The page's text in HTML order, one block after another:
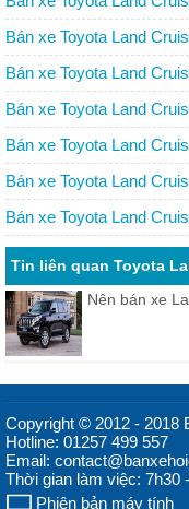
Bán xe Toyota Land
Bán xe Toyota Land
Bán xe Toyota Land
Bán xe Toyota Land
Bán xe Toyota Land
Bán xe Toyota Land
Tin liên quan Toyota
Nên bán xe
Copyright © 2012 - 2018
Hotline: 01257 499 557
Email:
Thời gian làm việc: 7h30
Phiên bản máy tính